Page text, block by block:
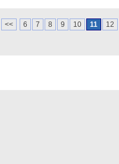
经、扩张血管的药物
<< 6 7 8 9 10 11 12